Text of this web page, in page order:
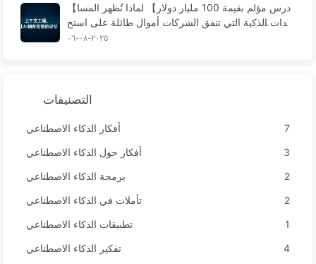
【درس مؤلم بقيمة 100 مليار دولار】 لماذا تُظهر المسا
عدات الذكية التي تنفق الشركات أموال طائلة على استخ
دامها "فقدان الذاكرة" في الأوقات الحرجة، بينما تحقق ال
٢٠٢٥-٠٨-٠٦
التصنيفات
أفكار الذكاء الاصطناعي
7
أفكار حول الذكاء الاصطناعي
3
برمجة الذكاء الاصطناعي
2
تأملات في الذكاء الاصطناعي
2
تطبيقات الذكاء الاصطناعي
1
تفكير الذكاء الاصطناعي
4